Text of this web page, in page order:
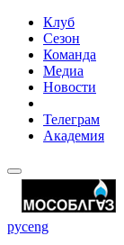
Клуб
Сезон
Команда
Медиа
Новости
Телеграм
Академия
русeng